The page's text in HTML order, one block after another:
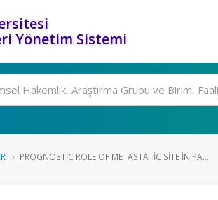
Yönetim Sistemi
PROGNOSTIC ROLE OF METASTATIC SITE IN PA...